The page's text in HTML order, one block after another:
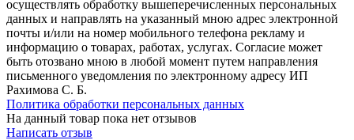
осуществлять обработку вышеперечисленных персональных
данных и направлять на указанный мною адрес электронной
почты и/или на номер мобильного телефона рекламу и
информацию о товарах, работах, услугах. Согласие может
быть отозвано мною в любой момент путем направления
письменного уведомления по электронному адресу ИП
Рахимова С. Б.
Политика обработки персональных данных
На данный товар пока нет отзывов
Написать отзыв